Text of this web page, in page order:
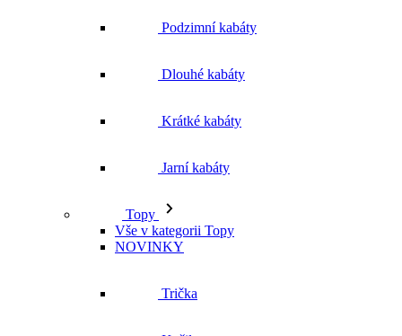
Podzimní kabáty
Dlouhé kabáty
Krátké kabáty
Jarní kabáty
Topy
Vše v kategorii Topy
NOVINKY
Trička